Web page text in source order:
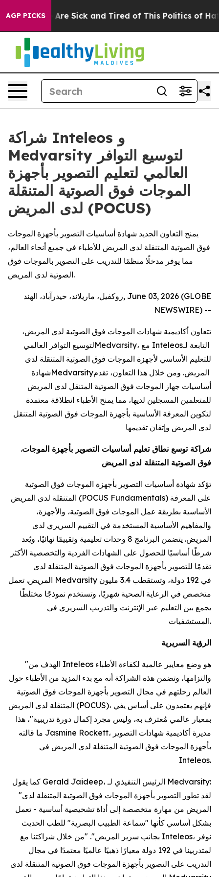
AGP PICKSAre Sick and Tired of This Politics of
شراكة Inteleos و
Medvarsity لتوسيع التوافر
العالمي لتعليم التصوير بأجهزة
الموجات فوق الصوتية المتنقلة
لدى المريض (POCUS)
يمنح التعاون الجديد شهادة أساسيات التصوير بأجهزة الموجات
فوق الصوتية المتنقلة لدى المريض للأطباء في جميع أنحاء العالم،
مما يوفر مدخلًا منظمًا للتدريب على التصوير بالموجات فوق
الصوتية لدى المريض.
روكفيل، ماريلاند، حيدرآباد، الهند, June 03, 2026 (GLOBE
NEWSWIRE) --
تتعاون أكاديمية شهادات الموجات فوق الصوتية لدى المريض،
Inteleos
Medvarsity
للتعليم الأساسي لأجهزة الموجات فوق الصوتية المتنقلة لدى
Medvarsity
أساسيات جهاز الموجات فوق الصوتية المتنقل لدى المريض
للمتعلمين المسجلين لديها، مما يمنح الأطباء انطلاقة معتمدة
لتكوين المعرفة الأساسية بأجهزة الموجات فوق الصوتية المتنقل
لدى المريض وإتقان تقديمها
.شراكة توسع نطاق تعليم أساسيات التصوير بأجهزة الموجات
فوق الصوتية المتنقلة لدى المريض
تؤكد شهادة أساسيات التصوير بأجهزة الموجات فوق الصوتية
المتنقلة لدى المريض (POCUS Fundamentals) على المعرفة
الأساسية بطريقة عمل الموجات فوق الصوتية، والأجهزة،
والمفاهيم الأساسية المستخدمة في التقييم السريري لدى
المريض. يتضمن البرنامج 8 وحدات تعليمية وتقييمًا نهائيًا، ويُعد
شرطًا أساسيًا للحصول على الشهادات الفردية والتخصصية الأكثر
تقدمًا للتصوير بأجهزة الموجات فوق الصوتية المتنقلة لدى
المريض. تعمل Medvarsity في 192 دولة، وتستقطب 3.4 مليون
متخصص في الرعاية الصحية شهريًا، وتستخدم نموذجًا مختلطًا
يجمع بين التعليم عبر الإنترنت والتدريب السريري في
المستشفيات.
الرؤية السريرية
"الهدف من Inteleos هو وضع معايير عالمية لكفاءة الأطباء
والتزامها، وتضمن هذه الشراكة أنه مع بدء المزيد من الأطباء حول
العالم رحلتهم في مجال التصوير بأجهزة الموجات فوق الصوتية
المتنقلة لدى المريض (POCUS)، فإنهم يعتمدون على أساس يفي
بمعيار عالمي مُعترف به، وليس مجرد إكمال دورة تدريبية"، هذا
ما قالته Jasmine Rockett، مديرة أكاديمية شهادات التصوير
بأجهزة الموجات فوق الصوتية المتنقلة لدى المريض في
Inteleos.
كما يقول Gerald Jaideep، الرئيس التنفيذي لـ Medvarsity:
"لقد تطور التصوير بأجهزة الموجات فوق الصوتية المتنقلة لدى
المريض من مهارة متخصصة إلى أداة تشخيصية أساسية - تعمل
بشكل أساسي كأنها "سماعة الطبيب البصرية" للطب الحديث
بجانب سرير المريض". "من خلال شراكتنا مع Inteleos، نوفر
لمتدربينا في 192 دولة معيارًا ذهبيًا عالميًا معتمدًا في مجال
التدريب على التصوير بأجهزة الموجات فوق الصوتية المتنقلة لدى